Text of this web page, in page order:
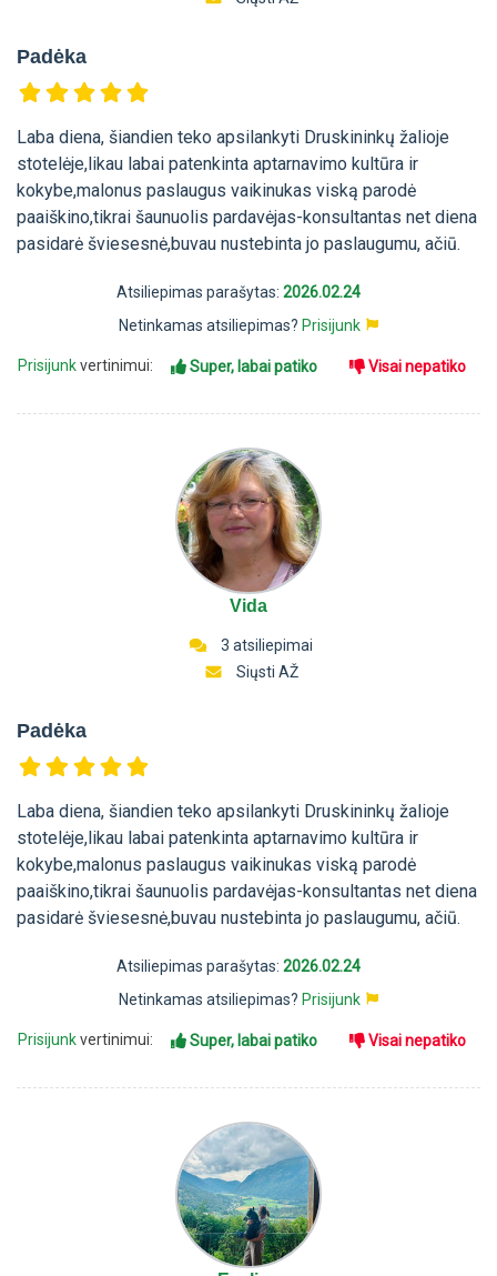
Padėka
Laba diena, šiandien teko apsilankyti Druskininkų žalioje
stotelėje,likau labai patenkinta aptarnavimo kultūra ir
kokybe,malonus paslaugus vaikinukas viską parodė
paaiškino,tikrai šaunuolis pardavėjas-konsultantas net diena
pasidarė šviesesnė,buvau nustebinta jo paslaugumu, ačiū.
Atsiliepimas parašytas: 2026.02.24
Netinkamas atsiliepimas? Prisijunk
Prisijunkvertinimui: Super, labai patiko Visai nepatiko
Vida
3 atsiliepimai
Siųsti AŽ
Padėka
Laba diena, šiandien teko apsilankyti Druskininkų žalioje
stotelėje,likau labai patenkinta aptarnavimo kultūra ir
kokybe,malonus paslaugus vaikinukas viską parodė
paaiškino,tikrai šaunuolis pardavėjas-konsultantas net diena
pasidarė šviesesnė,buvau nustebinta jo paslaugumu, ačiū.
Atsiliepimas parašytas: 2026.02.24
Netinkamas atsiliepimas? Prisijunk
Prisijunkvertinimui: Super, labai patiko Visai nepatiko